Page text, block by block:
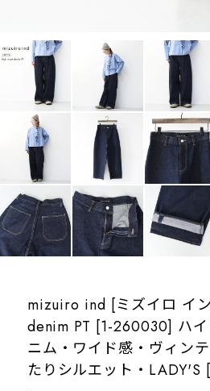
mizuiro ind [ミズイロ イ
denim PT [1-260030] ハ
ニム・ワイド感・ヴィン
たりシルエット・LADY'S